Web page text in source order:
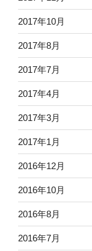
2017年10月
2017年8月
2017年7月
2017年4月
2017年3月
2017年1月
2016年12月
2016年10月
2016年8月
2016年7月